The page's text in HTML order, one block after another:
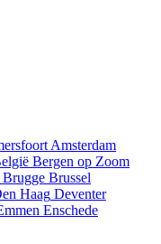
Amsterdam
Bergen op Zoom
Brugge Brussel
Haag Deventer
Enschede